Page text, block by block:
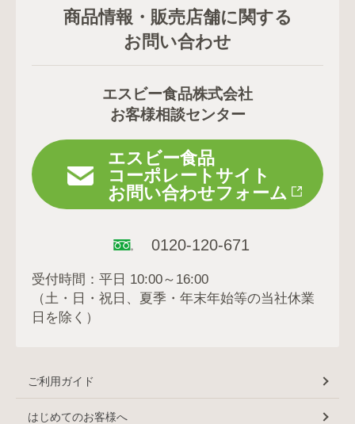
商品情報・販売店舗に関する
お問い合わせ
エスビー食品株式会社
お客様相談センター
エスビー食品
コーポレートサイト
お問い合わせフォーム
0120-120-671
受付時間：平日 10:00～16:00
（土・日・祝日、夏季・年末年始等の当社休業
日を除く）
ご利用ガイド
はじめてのお客様へ